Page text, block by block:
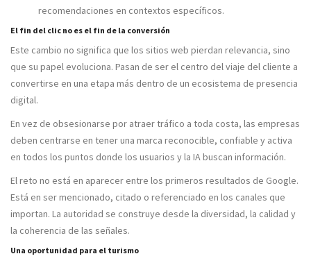
recomendaciones en contextos específicos.
El fin del clic no es el fin de la conversión
Este cambio no significa que los sitios web pierdan relevancia, sino
que su papel evoluciona. Pasan de ser el centro del viaje del cliente a
convertirse en una etapa más dentro de un ecosistema de presencia
digital.
En vez de obsesionarse por atraer tráfico a toda costa, las empresas
deben centrarse en tener una marca reconocible, confiable y activa
en todos los puntos donde los usuarios y la IA buscan información.
El reto no está en aparecer entre los primeros resultados de Google.
Está en ser mencionado, citado o referenciado en los canales que
importan. La autoridad se construye desde la diversidad, la calidad y
la coherencia de las señales.
Una oportunidad para el turismo